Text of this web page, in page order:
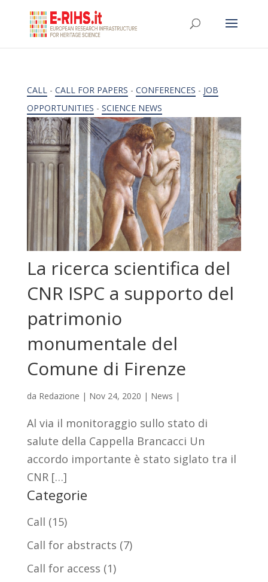
CALL- CALL FOR PAPERS - CONFERENCES - JOB
OPPORTUNITIES - SCIENCE NEWS
La ricerca scientifica del
CNR ISPC a supporto del
patrimonio
monumentale del
Comune di Firenze
da Redazione | Nov 24, 2020 | News |
Al via il monitoraggio sullo stato di
salute della Cappella Brancacci Un
accordo importante è stato siglato tra il
CNR […]
Categorie
Call (15)
Call for abstracts (7)
Call for access (1)